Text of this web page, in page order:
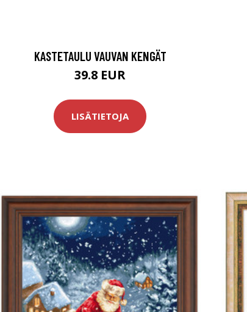
KASTETAULU VAUVAN KENGÄT
39.8 EUR
LISÄTIETOJA